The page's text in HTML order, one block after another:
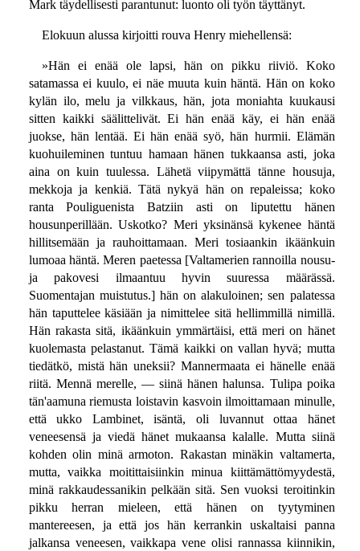
Mark täydellisesti parantunut: luonto oli työn täyttänyt.
Elokuun alussa kirjoitti rouva Henry miehellensä:
»Hän ei enää ole lapsi, hän on pikku riiviö. Koko
satamassa ei kuulo, ei näe muuta kuin häntä. Hän on koko
kylän ilo, melu ja vilkkaus, hän, jota moniahta kuukausi
sitten kaikki säälittelivät. Ei hän enää käy, ei hän enää
juokse, hän lentää. Ei hän enää syö, hän hurmii. Elämän
kuohuileminen tuntuu hamaan hänen tukkaansa asti, joka
aina on kuin tuulessa. Lähetä viipymättä tänne housuja,
mekkoja ja kenkiä. Tätä nykyä hän on repaleissa; koko
ranta Pouliguenista Batziin asti on liputettu hänen
housunperillään. Uskotko? Meri yksinänsä kykenee häntä
hillitsemään ja rauhoittamaan. Meri tosiaankin ikäänkuin
lumoaa häntä. Meren paetessa [Valtamerien rannoilla nousu-
ja pakovesi ilmaantuu hyvin suuressa määrässä.
Suomentajan muistutus.] hän on alakuloinen; sen palatessa
hän taputtelee käsiään ja nimittelee sitä hellimmillä nimillä.
Hän rakasta sitä, ikäänkuin ymmärtäisi, että meri on hänet
kuolemasta pelastanut. Tämä kaikki on vallan hyvä; mutta
tiedätkö, mistä hän uneksii? Mannermaata ei hänelle enää
riitä. Mennä merelle, — siinä hänen halunsa. Tulipa poika
tän'aamuna riemusta loistavin kasvoin ilmoittamaan minulle,
että ukko Lambinet, isäntä, oli luvannut ottaa hänet
veneesensä ja viedä hänet mukaansa kalalle. Mutta siinä
kohden olin minä armoton. Rakastan minäkin valtamerta,
mutta, vaikka moitittaisiinkin minua kiittämättömyydestä,
minä rakkaudessanikin pelkään sitä. Sen vuoksi teroitinkin
pikku herran mieleen, että hänen on tyytyminen
mantereesen, ja että jos hän kerrankin uskaltaisi panna
jalkansa veneesen, vaikkapa vene olisi rannassa kiinnikin,